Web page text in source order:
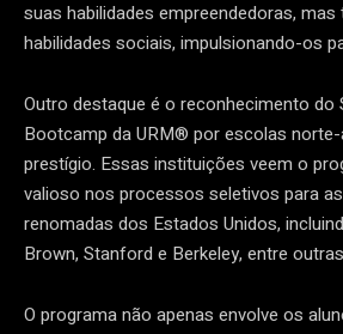
suas habilidades empreendedoras,
habilidades sociais, impulsionando-os
Outro destaque é o reconhecimento do
Bootcamp da URM® por escolas
prestígio. Essas instituições veem o
valioso nos processos seletivos para
renomadas dos Estados Unidos,
Brown, Stanford e Berkeley, entre
O programa não apenas envolve os